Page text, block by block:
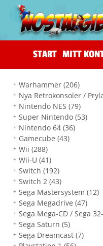
START MITT
Warhammer(206)
Nya Retrokonsoler /
Nintendo NES(79)
Super Nintendo(53)
Nintendo 64(36)
Gamecube(43)
Wii(288)
Wii-U(41)
Switch(192)
Switch 2(43)
Sega Mastersystem(12)
Sega Megadrive(47)
Sega Mega-CD / Sega
Sega Saturn(5)
Sega Dreamcast(7)